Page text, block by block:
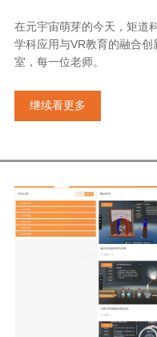
在元宇宙萌芽的今天，矩道
学科应用与VR教育的融合
室，每一位老师。
继续看更多